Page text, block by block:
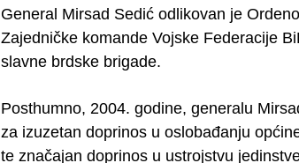
General Mirsad Sedić odlikovan je
Zajedničke komande Vojske Federacije
slavne brdske brigade.
Posthumno, 2004. godine, generalu
za izuzetan doprinos u oslobađanju
te značajan doprinos u ustrojstvu